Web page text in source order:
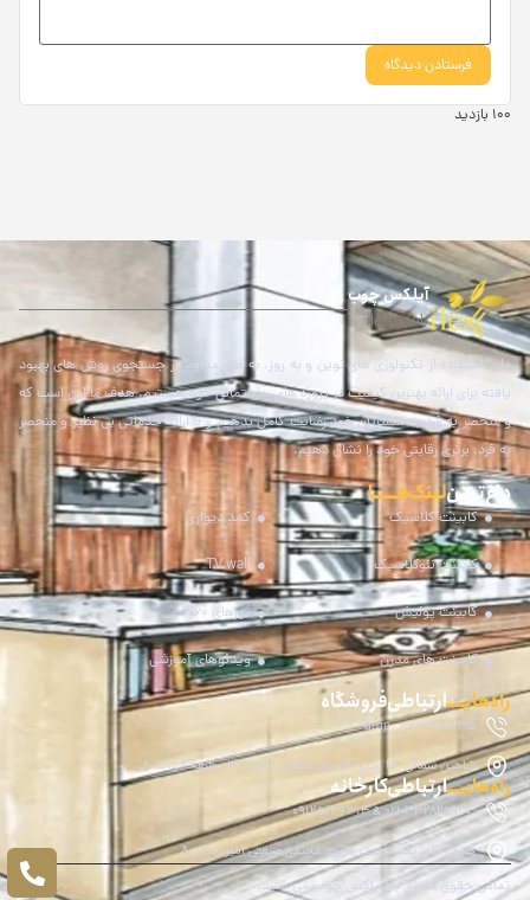
100 بازدید
آیلکس چوب
ilexchoob
ما با استفاده از تکنولوژی های نوین و به روز، به طور مداوم در جستجوی روش های بهبود
یافته برای ارائه بهترین کیفیت در پروژه های ساختمانی خود هستیم. هدف ما این است که
و منحصر به فرد به مشتریان خود رضایت کامل بدهیم و با ارائه خدماتی بی نظیر و منحصر
به فرد، برتری رقابتی خود را نشان دهیم.
داغ‌ترینلینک هـــــا
کابینت کلاسیک
کابینت نئوکلاسیک
کابینت پولیش
کابینت های مدرن
کمد دیواری
TV wall
تورهای 360
ویدئوهای آموزشی
راه‌هایــــارتباطی فروشگاه
amp; 09123989135
شاهین شمالی ،20 متری گلستان شرقی ، پلاک 33 ، طبقه 2 واحد 8
راه‌هایــــارتباطی کارخانه
021-33282591-3 & 09125036314
خاتون آباد، بعد از پمپ بنزین، مجتمع صنعتی امیر، سالن 8
تمامی حقوق متعلق به آیلکس چوب می باشد.